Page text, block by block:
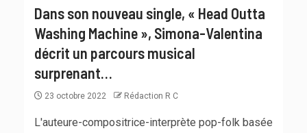
Dans son nouveau single, « Head Outta
Washing Machine », Simona-Valentina
décrit un parcours musical
surprenant…
23 octobre 2022 Rédaction R C
L'auteure-compositrice-interprète pop-folk basée